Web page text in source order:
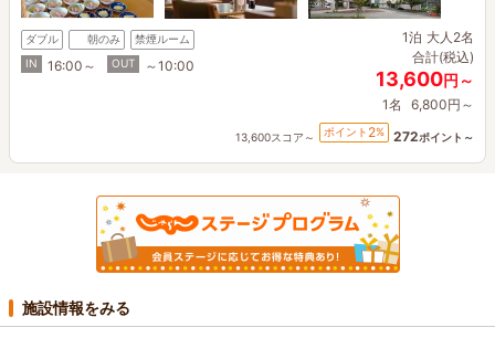
ダブル 朝のみ
禁煙ルーム
IN
16:00～ OUT ～10:00
1泊 大人2名
合計(税込)
13,600円～
1名 6,800円～
13,600スコア～ ポイント 2% 272ポイント～
施設情報をみる